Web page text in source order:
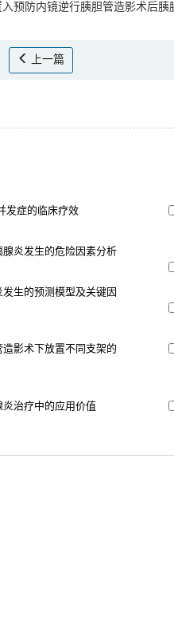
预防内镜逆行胰胆管造影术后胰
上一篇